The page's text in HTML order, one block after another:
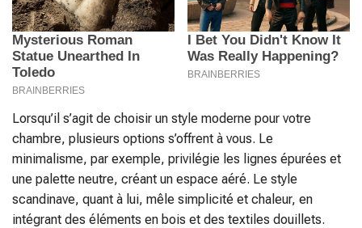
Lorsqu’il s’agit de choisir un style moderne pour votre
chambre, plusieurs options s’offrent à vous. Le
minimalisme, par exemple, privilégie les lignes épurées et
une palette neutre, créant un espace aéré. Le style
scandinave, quant à lui, mêle simplicité et chaleur, en
intégrant des éléments en bois et des textiles douillets.